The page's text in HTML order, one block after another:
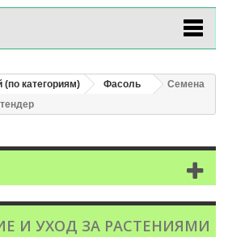
категориям) Фасоль
Семена
И УХОД ЗА РАСТЕНИЯМИ